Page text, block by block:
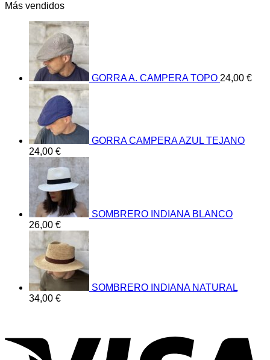
Más vendidos
GORRA A. CAMPERA TOPO 24,00 €
GORRA CAMPERA AZUL TEJANO
24,00 €
SOMBRERO INDIANA BLANCO
26,00 €
SOMBRERO INDIANA NATURAL
34,00 €